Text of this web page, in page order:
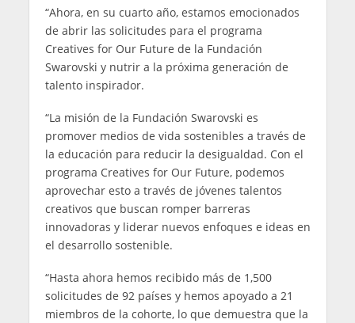
“Ahora, en su cuarto año, estamos emocionados
de abrir las solicitudes para el programa
Creatives for Our Future de la Fundación
Swarovski y nutrir a la próxima generación de
talento inspirador.
“La misión de la Fundación Swarovski es
promover medios de vida sostenibles a través de
la educación para reducir la desigualdad. Con el
programa Creatives for Our Future, podemos
aprovechar esto a través de jóvenes talentos
creativos que buscan romper barreras
innovadoras y liderar nuevos enfoques e ideas en
el desarrollo sostenible.
“Hasta ahora hemos recibido más de 1,500
solicitudes de 92 países y hemos apoyado a 21
miembros de la cohorte, lo que demuestra que la